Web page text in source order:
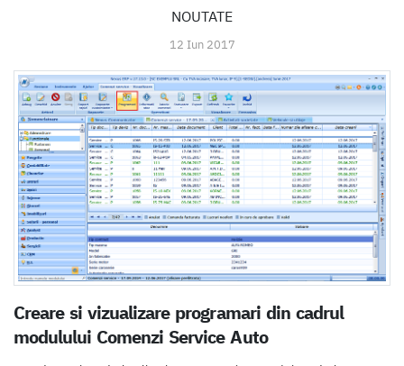
NOUTATE
12 Iun 2017
Creare si vizualizare programari din cadrul
modulului Comenzi Service Auto